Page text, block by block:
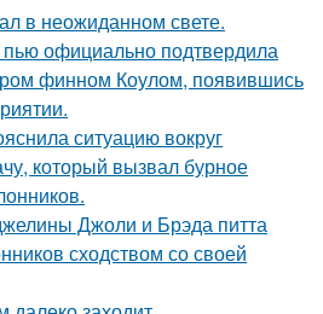
в неожиданном свете.
официально подтвердила
финном Коулом, появившись
ситуацию вокруг
который вызвал бурное
Джоли и Брэда питта
сходством со своей